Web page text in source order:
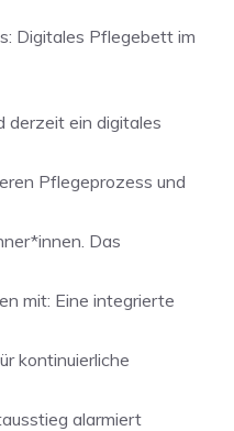
Digitales Pflegebett im
derzeit ein digitales
Pflegeprozess und
Das
mit: Eine integrierte
kontinuierliche
alarmiert